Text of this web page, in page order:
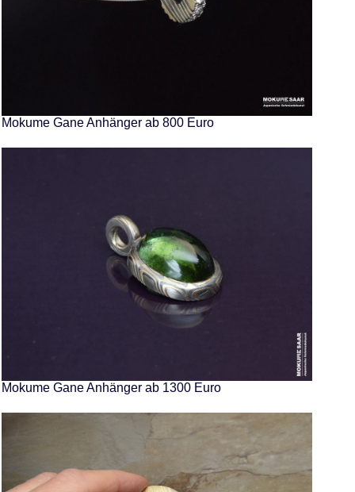
Mokume Gane Anhänger ab 800 Euro
Mokume Gane Anhänger ab 1300 Euro